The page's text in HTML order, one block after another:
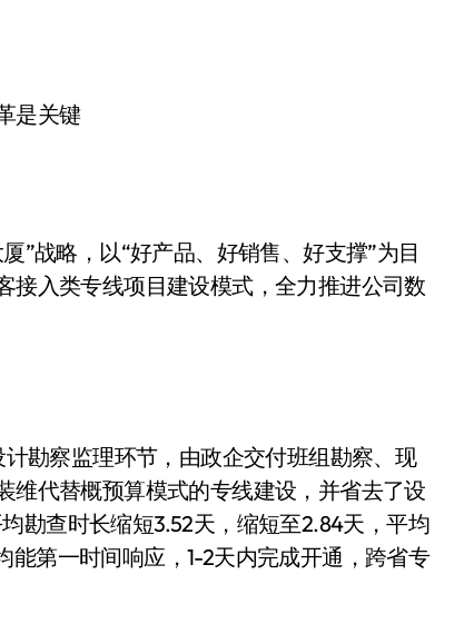
是关键
”战略，以“好产品、好销售、好支撑”为目
接入类专线项目建设模式，全力推进公司数
勘察监理环节，由政企交付班组勘察、现
维代替概预算模式的专线建设，并省去了设
勘查时长缩短3.52天，缩短至2.84天，平均
能第一时间响应，1-2天内完成开通，跨省专